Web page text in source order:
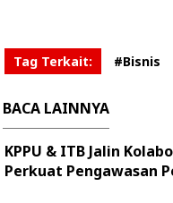
Tag Terkait: #Bisnis
BACA LAINNYA
KPPU & ITB Jalin
Perkuat Pengawasan